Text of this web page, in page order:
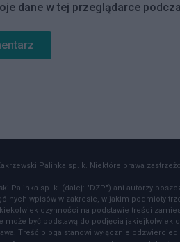
dane w tej przeglądarce
Palinka sp. k. Niektóre prawa
Palinka sp. k. (dalej: "DZP") ani autorzy
wpisów w zakresie, w jakim podmioty
czynności na podstawie treści
może być podstawą do podjęcia
Treść bloga stanowi wyłącznie